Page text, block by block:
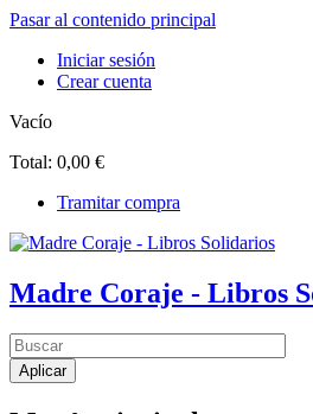
Pasar al contenido principal
Iniciar sesión
Crear cuenta
Vacío
Total: 0,00 €
Tramitar compra
Madre Coraje - Libros